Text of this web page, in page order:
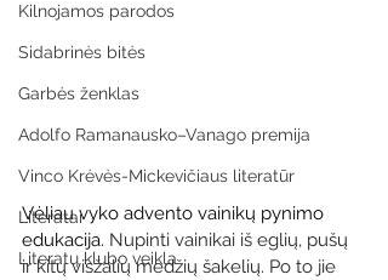
Kilnojamos parodos
Sidabrinės bitės
Garbės ženklas
Adolfo Ramanausko–Vanago premija
Vinco Krėvės-Mickevičiaus literatūr
Literatai
Literatų klubo veikla
Vėliau vyko advento vainikų pynimo
edukacija. Nupinti vainikai iš eglių, pušų
ir kitų visžalių medžių šakelių. Po to jie